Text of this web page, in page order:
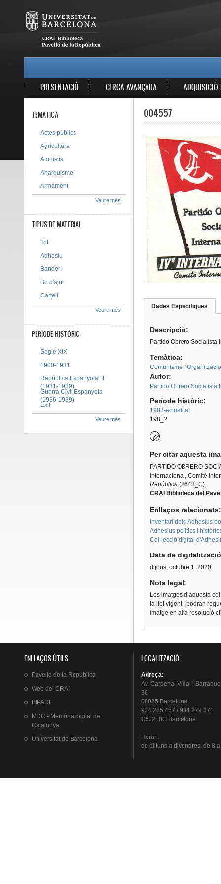
PRESENTACIÓ CERCA AVANÇADA ADQUISICIÓ
004557
Dades Especifiques
Descripció:
Partido Obrero Socialista
Temàtica:
Comunisme
Autor:
Partido Obrero Socialista
Període històric:
1983-actualitat
198_?
Per citar aquesta
PARTIDO OBRERO
Internacional, Comité
República(2643_C).
CRAI Biblioteca del
Enllaços
Inventari dels Adhesius
Adhesius polítics i
Col·lecció digital
Data de
dijous, octubre 1, 2020
Nota legal:
Les imatges d’aquesta
la llei vigent i podran
imatge en alta resolució
TEMÀTICA
Actes públics
Agricultura
Amnistia
Anarquisme
Armament
Veure més
TIPUS DE MATERIAL
Tot
Adhesiu
Banderí
Bo d'ajut
Cartell
Veure més
PERÍODE HISTÒRIC
Segle XIX
1900-1931
República Espanyola, II
(1931-1939)
Guerra Civil Espanyola
(1936-1939)
Exili
Veure més
ENLLAÇOS ÚTILS
Pavelló de la República
Web del CRAI
BIPADI
MDC - Memòria digital de
Catalunya
Universitat de Barcelona
LOCALITZACIÓ
Adreça:
Av. Cardenal Vidal i
36
08035 Barcelona
934 285 457 / 934 279 371
C5J2+8G Barcelona
Horari:
de dillunsa divendres, de 8